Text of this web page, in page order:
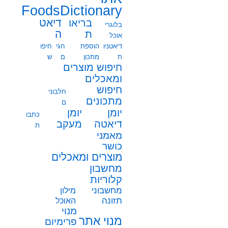
FoodsDictionary
בלוגרי
אוכל
בריאו
ת
דיאט
ה
דיאטניו
ת
הוספת
מתכון
חגי
ם
חיפו
ש
חיפוש מוצרים
ומאכלים
חיפוש
מתכונים
חלבוני
ם
יומן
דיאטה
יומן
מעקב
כתבו
ת
מאמני
כושר
מוצרים ומאכלים
מחשבון
קלוריות
מחשבוני
תזונה
מילון
האוכל
מנוי אתר
מנוי
פרימיום